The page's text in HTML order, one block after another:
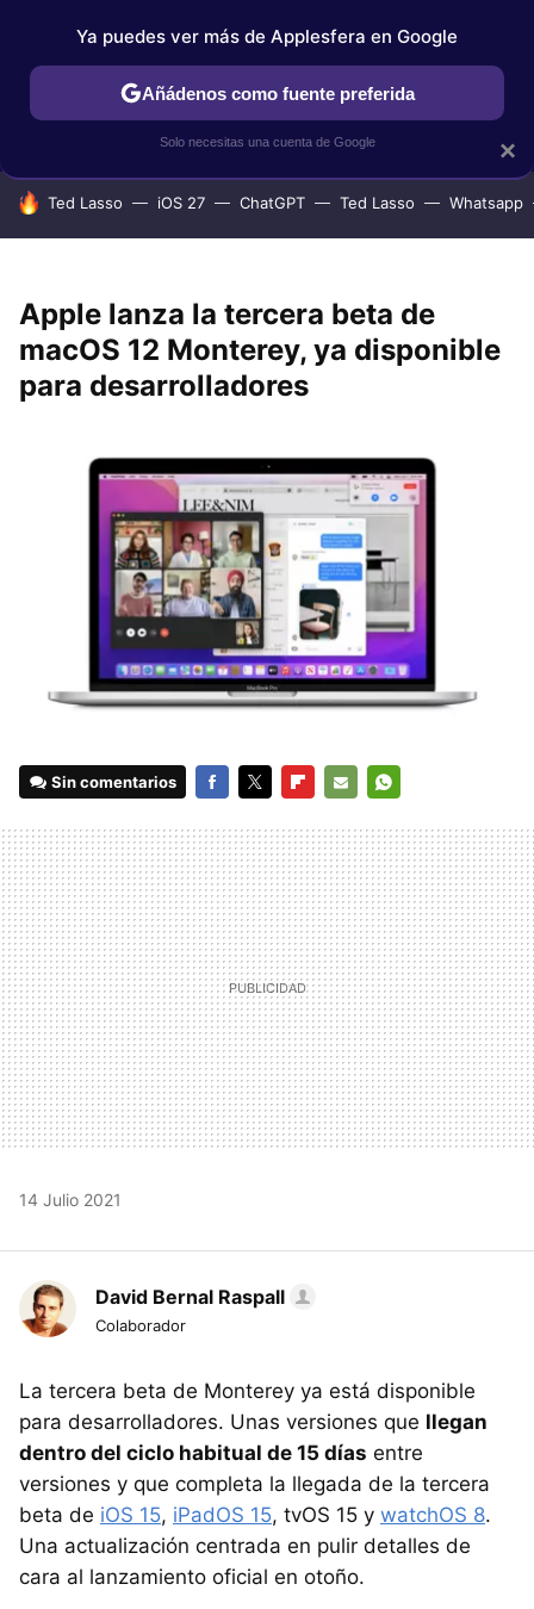
IPHONE TUTORIALES APPLESFERA SELECCIÓN
HOY SE HABLA DE
Ted Lasso iOS 27 ChatGPT Ted Lasso Whatsapp
Apple lanza la tercera beta de
macOS 12 Monterey, ya disponible
para desarrolladores
Sin comentarios
MAIL
14 Julio 2021
David Bernal Raspall
Colaborador
La tercera beta de Monterey ya está disponible
para desarrolladores. Unas versiones que llegan
dentro del ciclo habitual de 15 días entre
versiones y que completa la llegada de la tercera
beta de iOS 15, iPadOS 15, tvOS 15 y watchOS 8.
Una actualización centrada en pulir detalles de
cara al lanzamiento oficial en otoño.
×
Ya puedes ver más de Applesfera en Google
Añádenos como fuente preferida
Solo necesitas una cuenta de Google